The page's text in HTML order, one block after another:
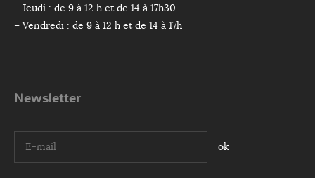
– Jeudi : de 9 à 12 h et de 14 à 17h30
– Vendredi : de 9 à 12 h et de 14 à 17h
Newsletter
I agree terms and conditions.*